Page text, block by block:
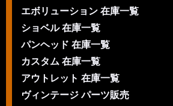
エボリューション 在庫一覧
ショベル 在庫一覧
パンヘッド 在庫一覧
カスタム 在庫一覧
アウトレット 在庫一覧
ヴィンテージ パーツ販売